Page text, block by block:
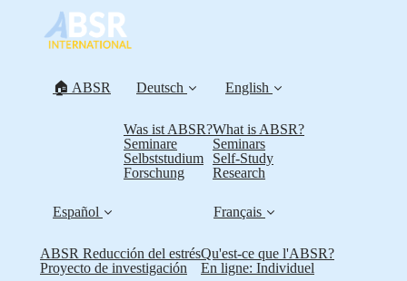
🏠 ABSR Deutsch
Was ist ABSR?
Seminare
Selbststudium
Forschung
English
What is ABSR?
Seminars
Self-Study
Research
Español
ABSR Reducción del estrés
Proyecto de investigación
Français
Qu'est-ce que l'ABSR?
En ligne: Individuel